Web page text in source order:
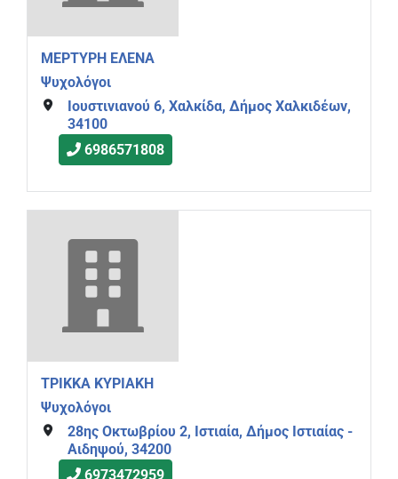
ΜΕΡΤΥΡΗ ΕΛΕΝΑ
Ψυχολόγοι
Ιουστινιανού 6, Χαλκίδα, Δήμος Χαλκιδέων,
34100
6986571808
ΤΡΙΚΚΑ ΚΥΡΙΑΚΗ
Ψυχολόγοι
28ης Οκτωβρίου 2, Ιστιαία, Δήμος Ιστιαίας -
Αιδηψού, 34200
6973472959